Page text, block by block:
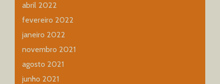
abril 2022
fevereiro 2022
janeiro 2022
novembro 2021
agosto 2021
junho 2021